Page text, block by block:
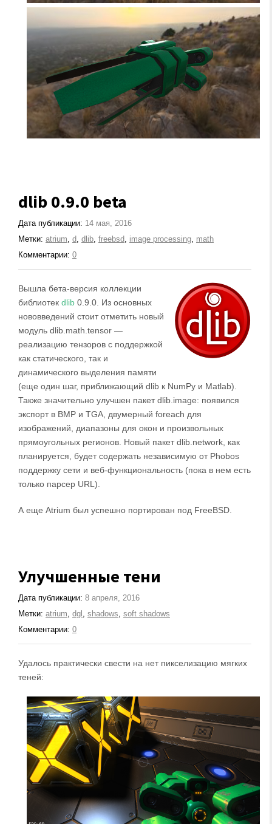
dlib 0.9.0 beta
Дата публикации: 14 мая, 2016
Метки: atrium d dlib freebsd image processing math
Комментарии: 0
Вышла бета-версия коллекции
библиотек dlib 0.9.0. Из основных
нововведений стоит отметить новый
модуль dlib.math.tensor —
реализацию тензоров с поддержкой
как статического, так и
динамического выделения памяти
(еще один шаг, приближающий dlib к NumPy и Matlab).
Также значительно улучшен пакет dlib.image: появился
экспорт в BMP и TGA, двумерный foreach для
изображений, диапазоны для окон и произвольных
прямоугольных регионов. Новый пакет dlib.network, как
планируется, будет содержать независимую от Phobos
поддержку сети и веб-функциональность (пока в нем есть
только парсер URL).
А еще Atrium был успешно портирован под FreeBSD.
Улучшенные тени
Дата публикации: 8 апреля, 2016
Метки: atrium dgl shadows soft shadows
Комментарии: 0
Удалось практически свести на нет пикселизацию мягких
теней: